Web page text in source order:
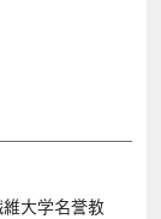
大学名誉教